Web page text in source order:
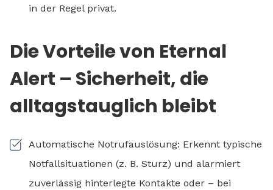
in der Regel privat.
Die Vorteile von Eternal
Alert – Sicherheit, die
alltagstauglich bleibt
Automatische Notrufauslösung: Erkennt typische
Notfallsituationen (z. B. Sturz) und alarmiert
zuverlässig hinterlegte Kontakte oder – bei